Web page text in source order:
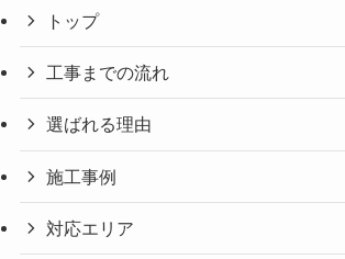
トップ
工事までの流れ
選ばれる理由
施工事例
対応エリア